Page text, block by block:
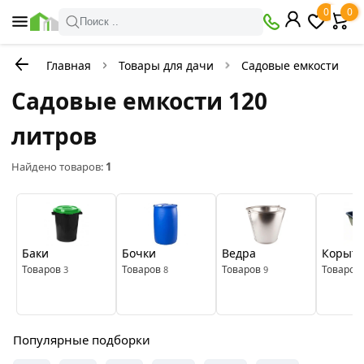
Поиск ..
0 0
Главная Товары для дачи Садовые емкости
Садовые емкости 120
литров
Найдено товаров: 1
Баки
Товаров 3
Бочки
Товаров 8
Ведра
Товаров 9
Корыто
Товаров
Популярные подборки
Фильтры
В
Со
руб.
—
Бренды
Цвет